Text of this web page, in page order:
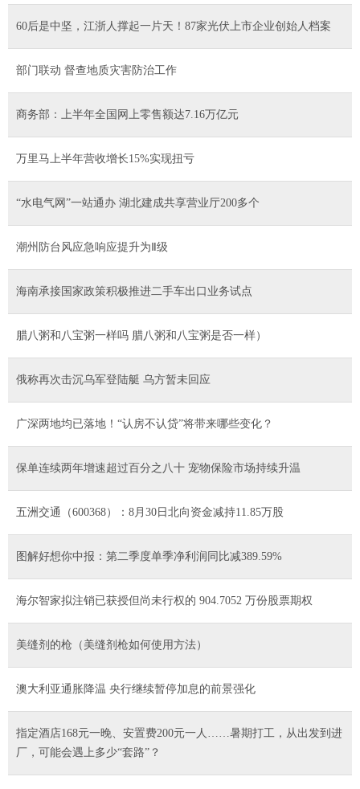
60后是中坚，江浙人撑起一片天！87家光伏上市企业创始人档案
部门联动 督查地质灾害防治工作
商务部：上半年全国网上零售额达7.16万亿元
万里马上半年营收增长15%实现扭亏
“水电气网”一站通办 湖北建成共享营业厅200多个
潮州防台风应急响应提升为Ⅱ级
海南承接国家政策积极推进二手车出口业务试点
腊八粥和八宝粥一样吗 腊八粥和八宝粥是否一样）
俄称再次击沉乌军登陆艇 乌方暂未回应
广深两地均已落地！“认房不认贷”将带来哪些变化？
保单连续两年增速超过百分之八十 宠物保险市场持续升温
五洲交通（600368）：8月30日北向资金减持11.85万股
图解好想你中报：第二季度单季净利润同比减389.59%
海尔智家拟注销已获授但尚未行权的 904.7052 万份股票期权
美缝剂的枪（美缝剂枪如何使用方法）
澳大利亚通胀降温 央行继续暂停加息的前景强化
指定酒店168元一晚、安置费200元一人……暑期打工，从出发到进
厂，可能会遇上多少“套路”？